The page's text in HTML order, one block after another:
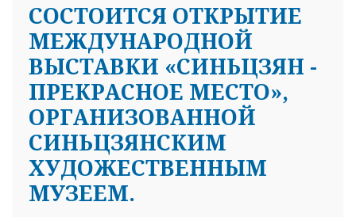
СОСТОИТСЯ ОТКРЫТИЕ
МЕЖДУНАРОДНОЙ
ВЫСТАВКИ «СИНЬЦЗЯН -
ПРЕКРАСНОЕ МЕСТО»,
ОРГАНИЗОВАННОЙ
СИНЬЦЗЯНСКИМ
ХУДОЖЕСТВЕННЫМ
МУЗЕЕМ.